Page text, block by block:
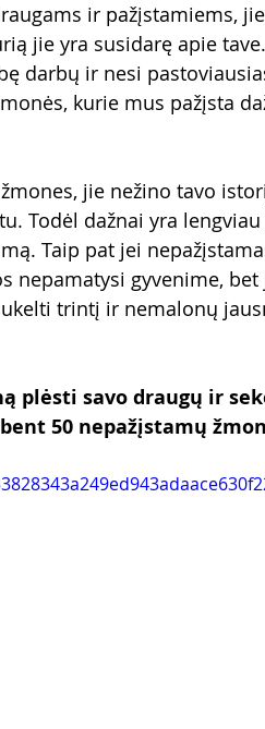
ir pažįstamiems,
jie yra susidarę apie
darbų ir nesi
kurie mus pažįsta
Todėl dažnai yra
Taip pat jei
nepamatysi gyvenime,
trintį ir nemalonų
plėsti savo draugų ir
50 nepažįstamų